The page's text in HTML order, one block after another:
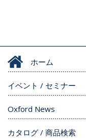
ホーム
イベント / セミナー
Oxford News
カタログ / 商品検索